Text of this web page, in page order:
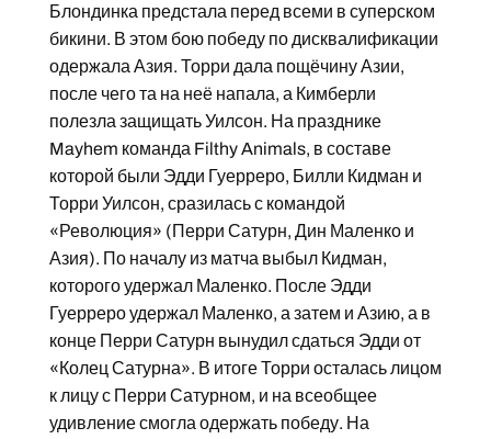
Блондинка предстала перед всеми в суперском
бикини. В этом бою победу по дисквалификации
одержала Азия. Торри дала пощёчину Азии,
после чего та на неё напала, а Кимберли
полезла защищать Уилсон. На празднике
Mayhem команда Filthy Animals, в составе
которой были Эдди Гуерреро, Билли Кидман и
Торри Уилсон, сразилась с командой
«Революция» (Перри Сатурн, Дин Маленко и
Азия). По началу из матча выбыл Кидман,
которого удержал Маленко. После Эдди
Гуерреро удержал Маленко, а затем и Азию, а в
конце Перри Сатурн вынудил сдаться Эдди от
«Колец Сатурна». В итоге Торри осталась лицом
к лицу с Перри Сатурном, и на всеобщее
удивление смогла одержать победу. На